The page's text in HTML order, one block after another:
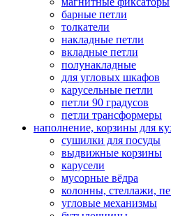
барные петли
толкатели
накладные петли
вкладные петли
полунакладные
для угловых шкафов
карусельные петли
петли 90 градусов
петли трансформеры
наполнение, корзины для
сушилки для посуды
выдвижные корзины
карусели
мусорные вёдра
колонны, стеллажи,
угловые механизмы